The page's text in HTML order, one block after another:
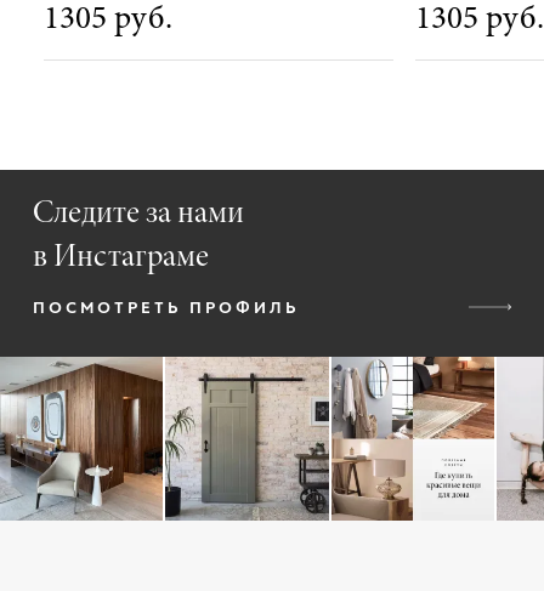
1305 руб. 1305 руб.
Следите за нами
в Инстаграме
ПОСМОТРЕТЬ ПРОФИЛЬ